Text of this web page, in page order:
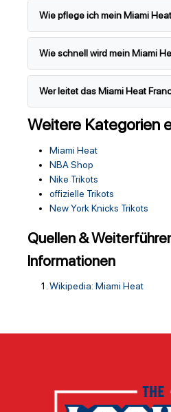
Wie pflege ich mein Miami
Wie schnell wird mein Miami
Wer leitet das Miami Heat
Weitere Kategorien
Miami Heat
NBA Shop
Nike Trikots
offizielle Trikots
New York Knicks Trikots
Quellen &
Informationen
Wikipedia: Miami Heat